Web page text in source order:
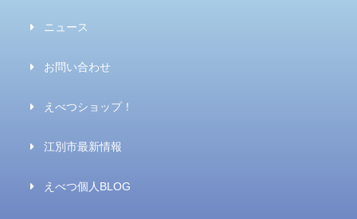
ニュース
お問い合わせ
えべつショップ！
江別市最新情報
えべつ個人BLOG